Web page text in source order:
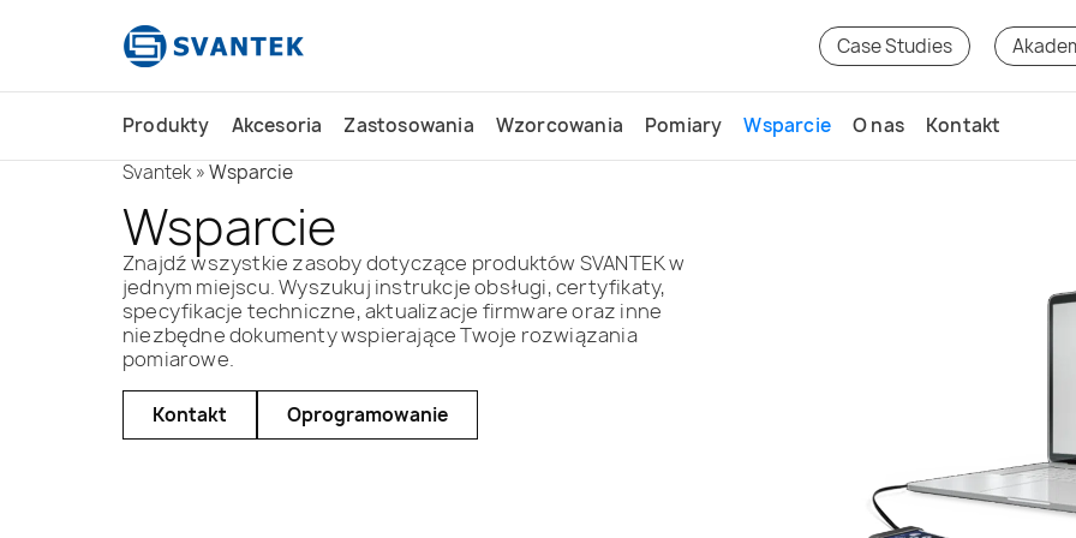
Case Studies
Produkty Akcesoria Zastosowania Wzorcowania Pomiary Wsparcie O nas
Kontakt
Svantek»Wsparcie
Wsparcie
Znajdź wszystkie zasoby dotyczące produktów SVANTEK w
jednym miejscu. Wyszukuj instrukcje obsługi, certyfikaty,
specyfikacje techniczne, aktualizacje firmware oraz inne
niezbędne dokumenty wspierające Twoje rozwiązania
pomiarowe.
Kontakt Oprogramowanie